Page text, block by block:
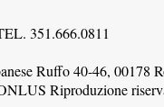
351.666.0811
Ruffo 40-46, 00178
Riproduzione